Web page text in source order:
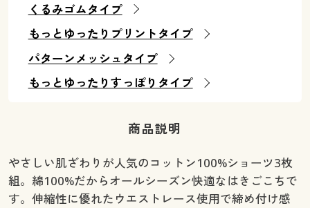
くるみゴムタイプ
もっとゆったりプリントタイプ
パターンメッシュタイプ
もっとゆったりすっぽりタイプ
商品説明
やさしい肌ざわりが人気のコットン100%ショーツ3枚
組。綿100%だからオールシーズン快適なはきごこちで
す。伸縮性に優れたウエストレース使用で締め付け感